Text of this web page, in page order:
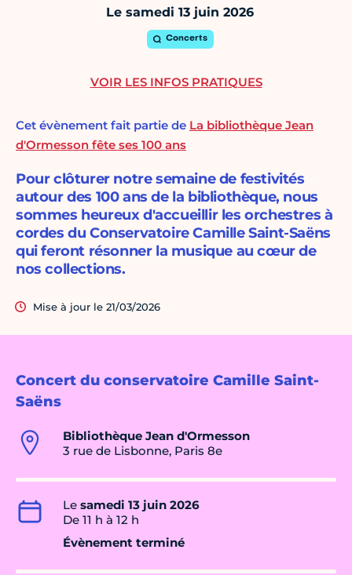
Le samedi 13 juin 2026
Concerts
Concert du conservatoire Camille Saint-
Saëns
Bibliothèque Jean d'Ormesson
3 rue de Lisbonne, Paris 8e
Le samedi 13 juin 2026
De 11 h à 12 h
Évènement terminé
Cet évènement fait partie de La bibliothèque Jean
d'Ormesson fête ses 100 ans
Pour clôturer notre semaine de festivités
autour des 100 ans de la bibliothèque, nous
sommes heureux d'accueillir les orchestres à
cordes du Conservatoire Camille Saint-Saëns
qui feront résonner la musique au cœur de
nos collections.
Mise à jour le 21/03/2026
VOIR LES INFOS PRATIQUES